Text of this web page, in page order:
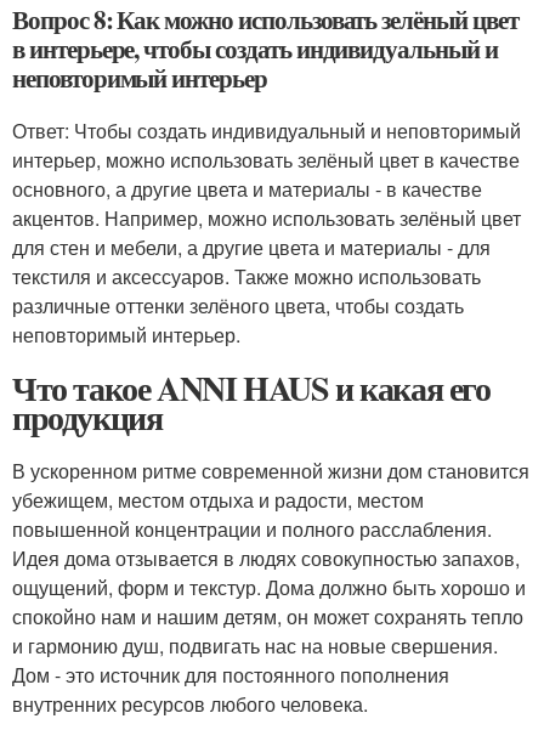
Вопрос 8: Как можно использовать зелёный цвет
в интерьере, чтобы создать индивидуальный и
неповторимый интерьер
Ответ: Чтобы создать индивидуальный и неповторимый
интерьер, можно использовать зелёный цвет в качестве
основного, а другие цвета и материалы - в качестве
акцентов. Например, можно использовать зелёный цвет
для стен и мебели, а другие цвета и материалы - для
текстиля и аксессуаров. Также можно использовать
различные оттенки зелёного цвета, чтобы создать
неповторимый интерьер.
Что такое ANNI HAUS и какая его
продукция
В ускоренном ритме современной жизни дом становится
убежищем, местом отдыха и радости, местом
повышенной концентрации и полного расслабления.
Идея дома отзывается в людях совокупностью запахов,
ощущений, форм и текстур. Дома должно быть хорошо и
спокойно нам и нашим детям, он может сохранять тепло
и гармонию душ, подвигать нас на новые свершения.
Дом - это источник для постоянного пополнения
внутренних ресурсов любого человека.